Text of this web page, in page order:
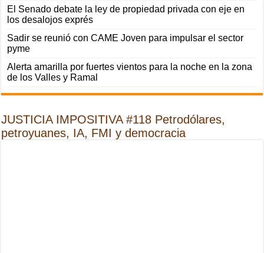
El Senado debate la ley de propiedad privada con eje en
los desalojos exprés
Sadir se reunió con CAME Joven para impulsar el sector
pyme
Alerta amarilla por fuertes vientos para la noche en la zona
de los Valles y Ramal
JUSTICIA IMPOSITIVA #118 Petrodólares,
petroyuanes, IA, FMI y democracia